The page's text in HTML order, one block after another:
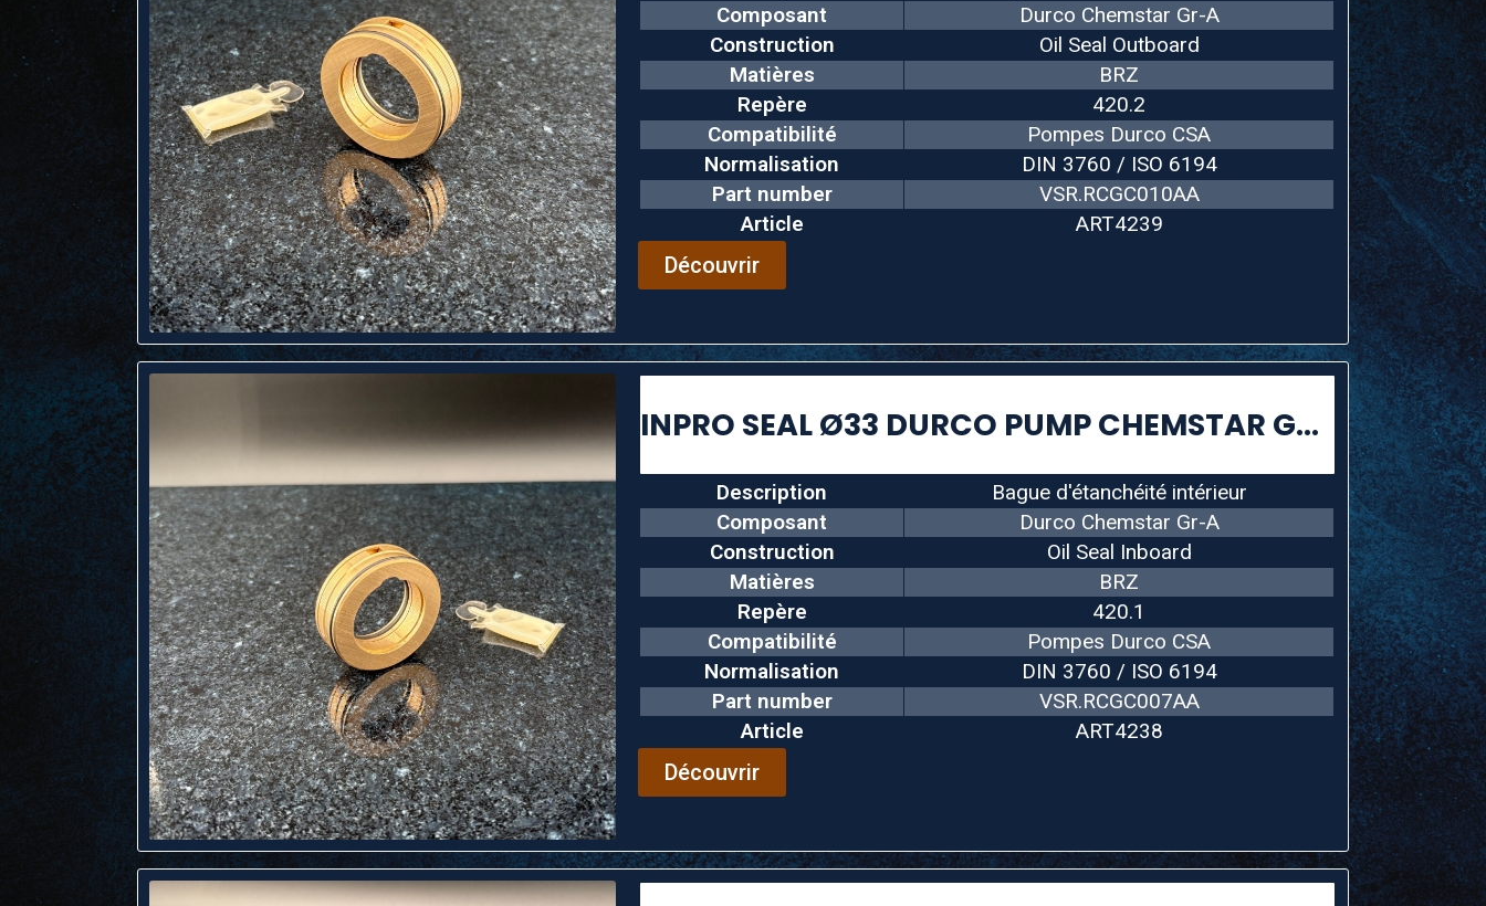
Composant
Durco Chemstar Gr-A
Construction
Oil Seal Outboard
Matières
BRZ
Repère
420.2
Compatibilité
Pompes Durco CSA
Normalisation
DIN 3760 / ISO 6194
Part number
VSR.RCGC010AA
Article
ART4239
Découvrir
INPRO SEAL Ø33 DURCO PUMP CHEMSTAR GR-A
Description
Bague d'étanchéité intérieur
Composant
Durco Chemstar Gr-A
Construction
Oil Seal Inboard
Matières
BRZ
Repère
420.1
Compatibilité
Pompes Durco CSA
Normalisation
DIN 3760 / ISO 6194
Part number
VSR.RCGC007AA
Article
ART4238
Découvrir